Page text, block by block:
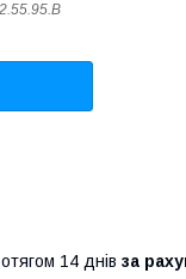
14 днів за